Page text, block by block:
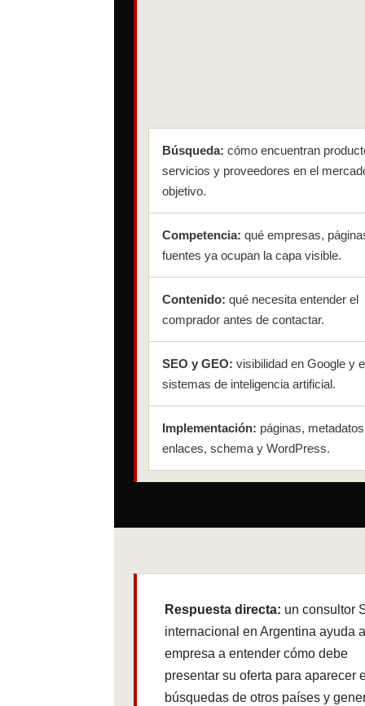
Búsqueda: cómo encuentran
servicios y proveedores en el
objetivo.
Competencia: qué empresas,
fuentes ya ocupan la capa visible.
Contenido: qué necesita entender el
comprador antes de contactar.
SEO y GEO: visibilidad en Google y
sistemas de inteligencia artificial.
Implementación: páginas,
enlaces, schema y WordPress.
Respuesta directa: un consultor
internacional en Argentina ayuda
empresa a entender cómo debe
presentar su oferta para aparecer
búsquedas de otros países y